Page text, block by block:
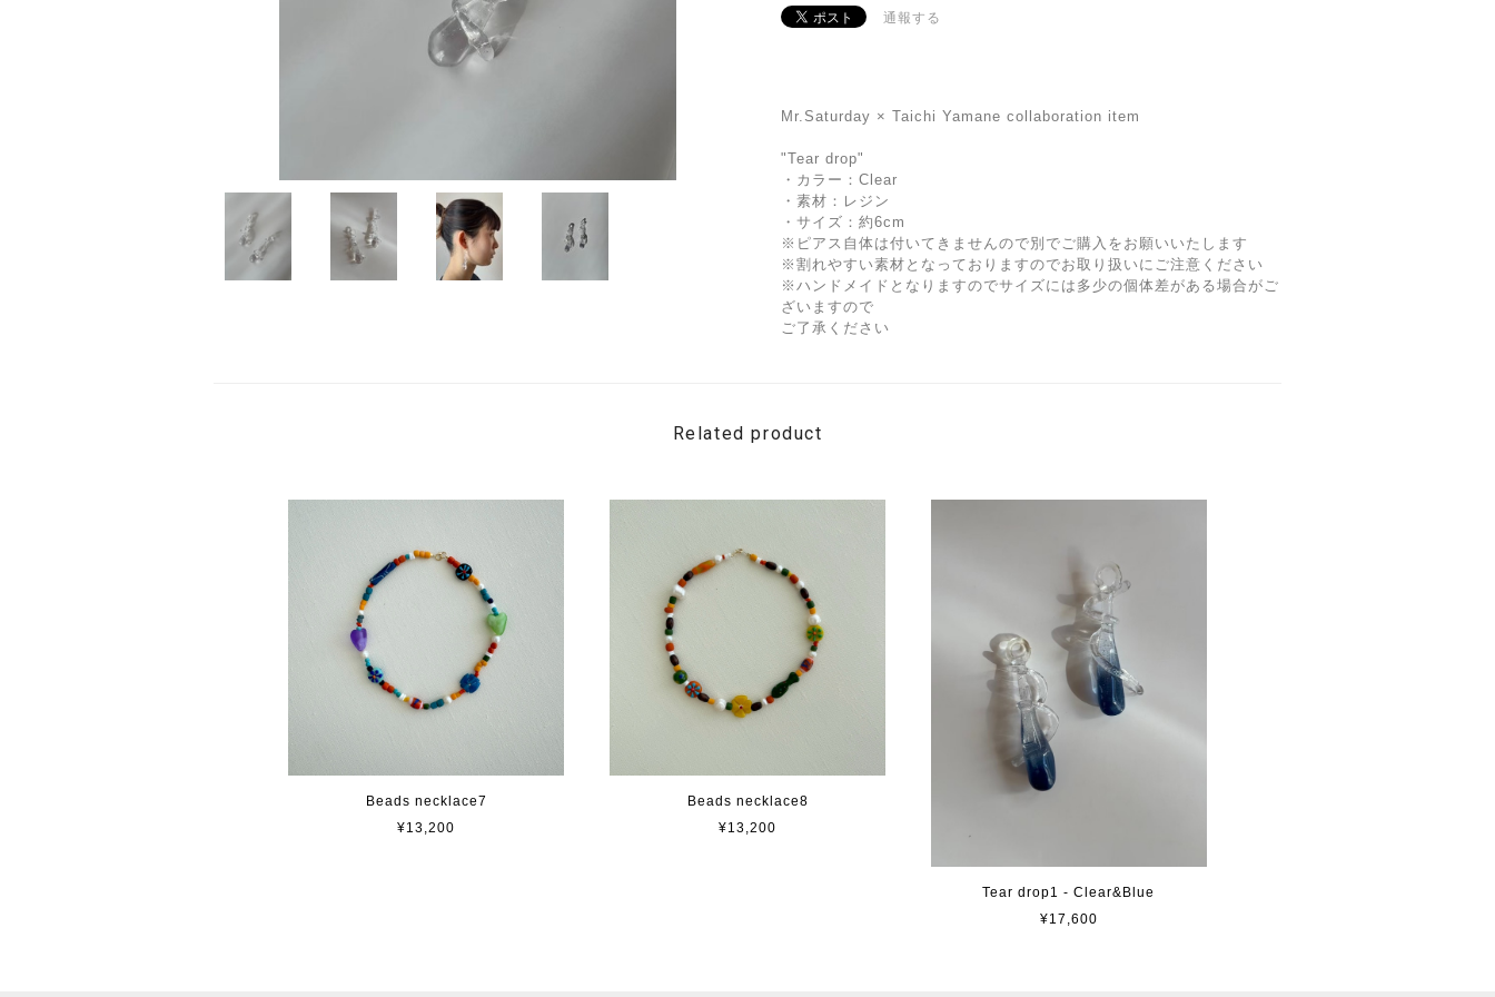
通報する
Mr.Saturday × Taichi Yamane collaboration item
"Tear drop"
・カラー：Clear
・素材：レジン
・サイズ：約6cm
※ピアス自体は付いてきませんので別でご購入をお願いいたします
※割れやすい素材となっておりますのでお取り扱いにご注意ください
※ハンドメイドとなりますのでサイズには多少の個体差がある場合がご
ざいますので
ご了承ください
Related product
Beads necklace7
¥13,200
Beads necklace8
¥13,200
Tear drop1 - Clear&Blue
¥17,600